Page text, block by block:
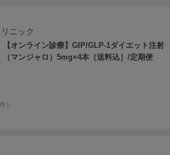
ニック
【オンライン診療】GIP/GLP-1ダイエット注射
（マンジャロ）5mg×4本［送料込］/定期便
）